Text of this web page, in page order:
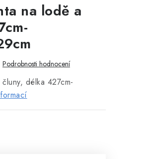
na lodě a
Podrobnosti hodnocení
délka 427cm-